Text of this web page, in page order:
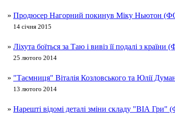
» Продюсер Нагорний покинув Міку Ньютон
14 січня 2015
» Ліхута боїться за Таю і вивіз її подалі з
25 лютого 2014
» "Таємниця" Віталія Козловського та Юлії
13 лютого 2014
» Нарешті відомі деталі зміни складу "ВІА